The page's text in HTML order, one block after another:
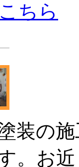
ちら
装の
。お